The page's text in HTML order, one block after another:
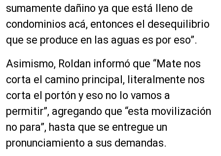
sumamente dañino ya que está lleno de
condominios acá, entonces el desequilibrio
que se produce en las aguas es por eso”.
Asimismo, Roldan informó que “Mate nos
corta el camino principal, literalmente nos
corta el portón y eso no lo vamos a
permitir”, agregando que “esta movilización
no para”, hasta que se entregue un
pronunciamiento a sus demandas.